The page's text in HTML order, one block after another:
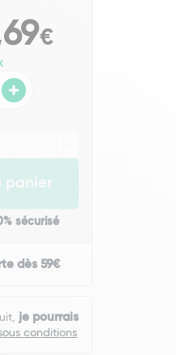
€
panier
sécurisé
dès 59€
je pourrais
conditions